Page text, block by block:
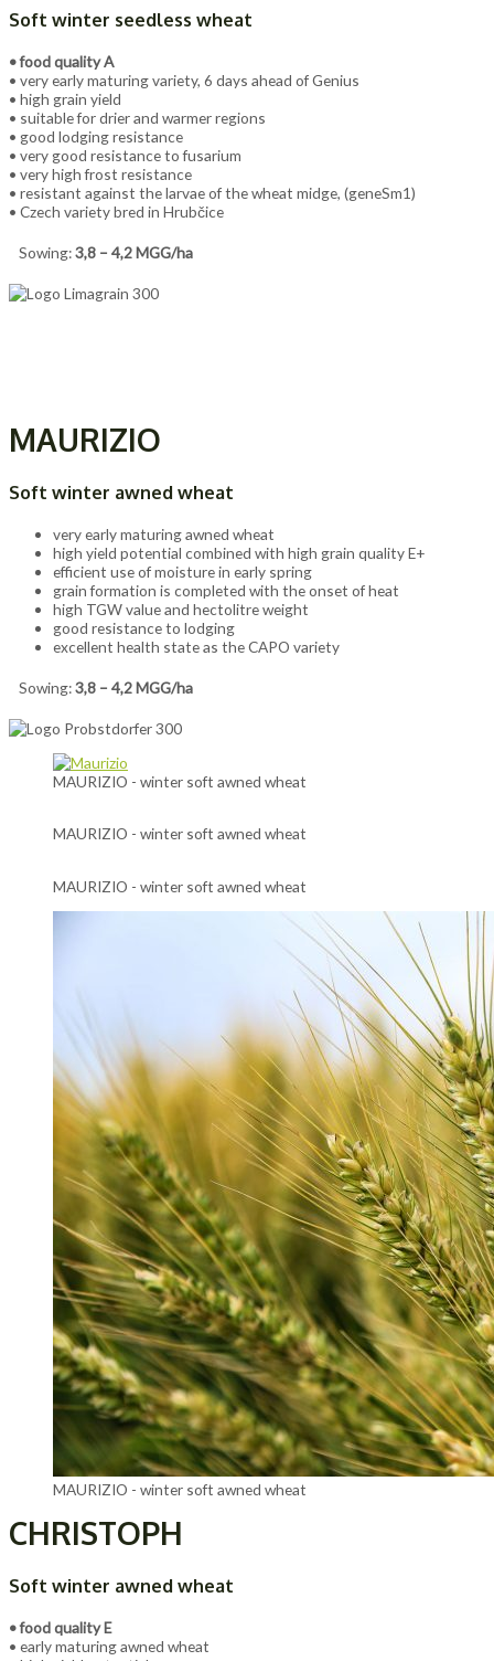
Soft winter seedless wheat
• food quality A
• very early maturing variety, 6 days ahead of Genius
• high grain yield
• suitable for drier and warmer regions
• good lodging resistance
• very good resistance to fusarium
• very high frost resistance
• resistant against the larvae of the wheat midge, (geneSm1)
• Czech variety bred in Hrubčice
Sowing:3,8 – 4,2 MGG/ha
MAURIZIO
Soft winter awned wheat
very early maturing awned wheat
high yield potential combined with high grain quality E+
efficient use of moisture in early spring
grain formation is completed with the onset of heat
high TGW value and hectolitre weight
good resistance to lodging
excellent health state as the CAPO variety
Sowing:3,8 – 4,2 MGG/ha
MAURIZIO - winter soft awned wheat
MAURIZIO - winter soft awned wheat
MAURIZIO - winter soft awned wheat
MAURIZIO - winter soft awned wheat
CHRISTOPH
Soft winter awned wheat
• food quality E
• early maturing awned wheat